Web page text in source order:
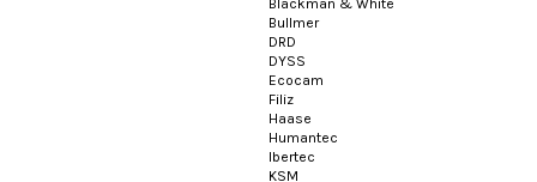
Blackman & White
Bullmer
DRD
DYSS
Ecocam
Filiz
Haase
Humantec
Ibertec
KSM